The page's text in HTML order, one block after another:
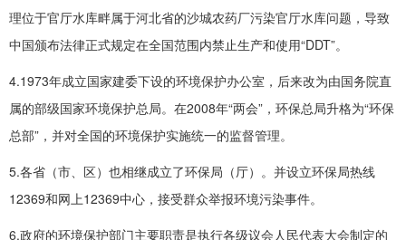
理位于官厅水库畔属于河北省的沙城农药厂污染官厅水库问题，导致
中国颁布法律正式规定在全国范围内禁止生产和使用“DDT”。
4.1973年成立国家建委下设的环境保护办公室，后来改为由国务院直
属的部级国家环境保护总局。在2008年“两会”，环保总局升格为“环保
总部”，并对全国的环境保护实施统一的监督管理。
5.各省（市、区）也相继成立了环保局（厅）。并设立环保局热线
12369和网上12369中心，接受群众举报环境污染事件。
6.政府的环境保护部门主要职责是执行各级议会人民代表大会制定的